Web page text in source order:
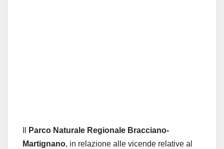
Parco Naturale Regionale Bracciano-
Martignano, in relazione alle vicende relative al